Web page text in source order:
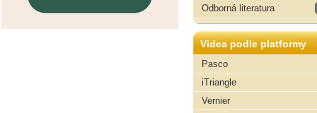
Odborná literatura
Videa podle platformy
Pasco
iTriangle
Vernier